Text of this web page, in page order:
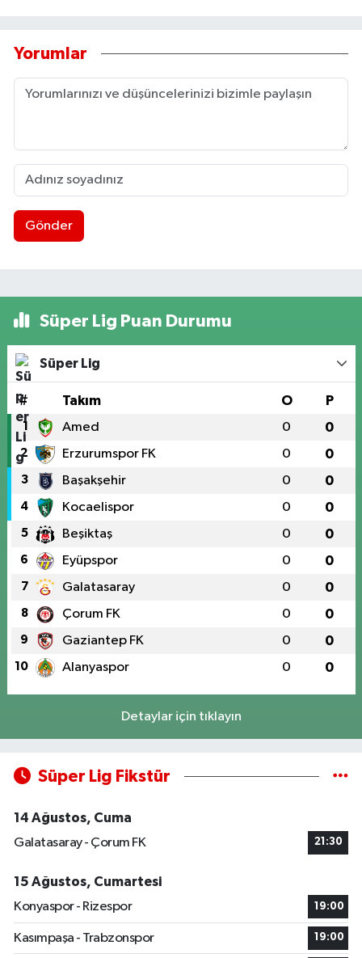
Yorumlar
Gönder
Süper Lig Puan Durumu
Süper Lig
# Takım O P
1 Amed 0 0
2 Erzurumspor FK 0 0
3 Başakşehir 0 0
4 Kocaelispor 0 0
5 Beşiktaş 0 0
6 Eyüpspor 0 0
7 Galatasaray 0 0
8 Çorum FK 0 0
9 Gaziantep FK 0 0
10 Alanyaspor 0 0
Detaylar için tıklayın
Süper Lig Fikstür
14 Ağustos, Cuma
Galatasaray - Çorum FK
21:30
15 Ağustos, Cumartesi
Konyaspor - Rizespor
19:00
Kasımpaşa - Trabzonspor 19:00